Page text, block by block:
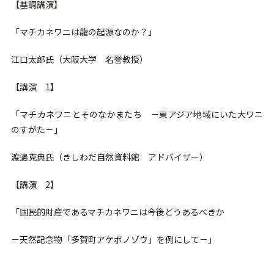
【基調講演】
「マチカネワニは龍の起源なのか？」
江口太郎氏（大阪大学 名誉教授）
【講演 1】
「マチカネワニとそのなかまたち －東アジア地域にいた大ワニ
のすがた－」
渡邊克典氏（きしわだ自然資料館 アドバイザー）
【講演 2】
「国民的財産であるマチカネワニは今後どうあるべきか
－天然記念物「多賀町アケボノゾウ」を例にして－」